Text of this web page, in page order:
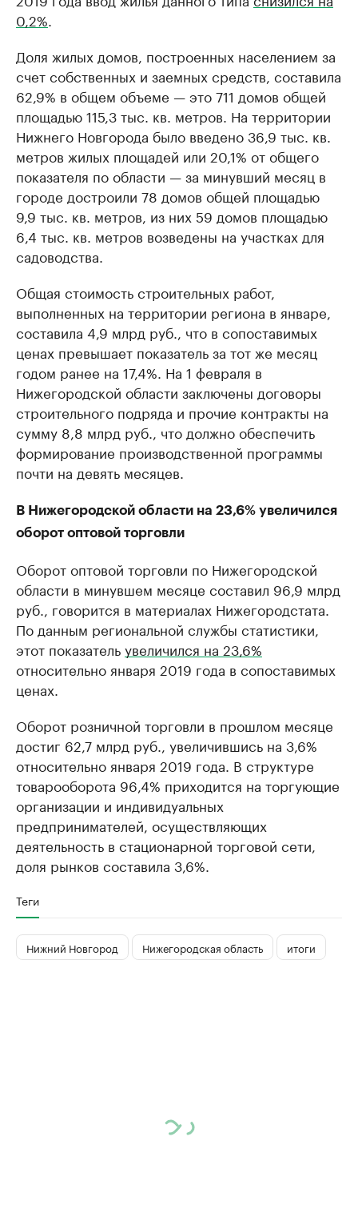
0,2%.
Доля жилых домов, построенных населением за
счет собственных и заемных средств, составила
62,9% в общем объеме — это 711 домов общей
площадью 115,3 тыс. кв. метров. На территории
Нижнего Новгорода было введено 36,9 тыс. кв.
метров жилых площадей или 20,1% от общего
показателя по области — за минувший месяц в
городе достроили 78 домов общей площадью
9,9 тыс. кв. метров, из них 59 домов площадью
6,4 тыс. кв. метров возведены на участках для
садоводства.
Общая стоимость строительных работ,
выполненных на территории региона в январе,
составила 4,9 млрд руб., что в сопоставимых
ценах превышает показатель за тот же месяц
годом ранее на 17,4%. На 1 февраля в
Нижегородской области заключены договоры
строительного подряда и прочие контракты на
сумму 8,8 млрд руб., что должно обеспечить
формирование производственной программы
почти на девять месяцев.
В Нижегородской области на 23,6% увеличился
оборот оптовой торговли
Оборот оптовой торговли по Нижегородской
области в минувшем месяце составил 96,9 млрд
руб., говорится в материалах Нижегородстата.
По данным региональной службы статистики,
этот показательувеличился на 23,6%
относительно января 2019 года в сопоставимых
ценах.
Оборот розничной торговли в прошлом месяце
достиг 62,7 млрд руб., увеличившись на 3,6%
относительно января 2019 года. В структуре
товарооборота 96,4% приходится на торгующие
организации и индивидуальных
предпринимателей, осуществляющих
деятельность в стационарной торговой сети,
доля рынков составила 3,6%.
Теги
Нижний Новгород Нижегородская область итоги